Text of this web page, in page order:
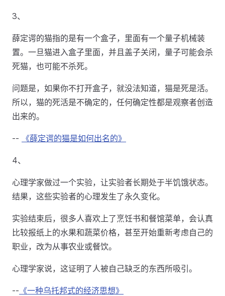
3、
薛定谔的猫指的是有一个盒子，里面有一个量子机械装
置。一旦猫进入盒子里面，并且盖子关闭，量子可能会杀
死猫，也可能不杀死。
问题是，如果你不打开盒子，就没法知道，猫是死是活。
所以，猫的死活是不确定的，任何确定性都是观察者创造
出来的。
-- 《薛定谔的猫是如何出名的》
4、
心理学家做过一个实验，让实验者长期处于半饥饿状态。
结果，这些实验者的心理发生了永久变化。
实验结束后，很多人喜欢上了烹饪书和餐馆菜单，会认真
比较报纸上的水果和蔬菜价格，甚至开始重新考虑自己的
职业，改为从事农业或餐饮。
心理学家说，这证明了人被自己缺乏的东西所吸引。
-- 《一种乌托邦式的经济思想》